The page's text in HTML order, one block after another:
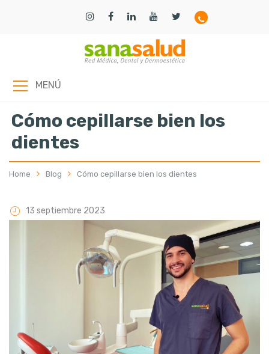
MENÚ
Cómo cepillarse bien los
dientes
Home Blog Cómo cepillarse bien los dientes
13 septiembre 2023